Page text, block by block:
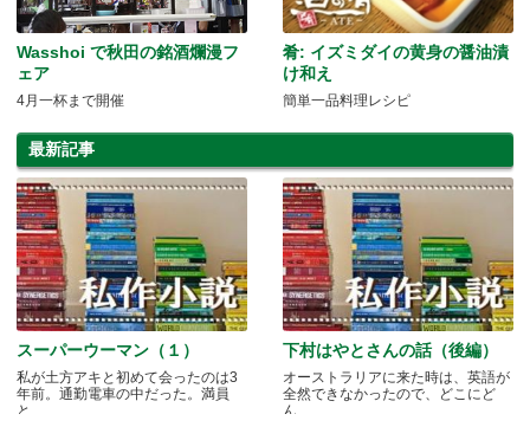
Wasshoi で秋田の銘酒爛漫フ
ェア
4月一杯まで開催
肴: イズミダイの黄身の醤油漬
け和え
簡単一品料理レシピ
最新記事
スーパーウーマン（１）
私が土方アキと初めて会ったのは3
年前。通勤電車の中だった。満員
と.....
下村はやとさんの話（後編）
オーストラリアに来た時は、英語が
全然できなかったので、どこにど
ん.....